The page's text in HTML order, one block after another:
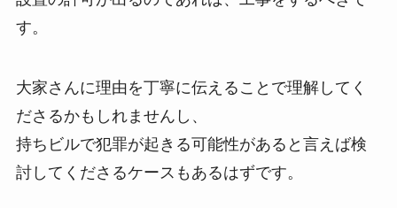
す。
大家さんに理由を丁寧に伝えることで理解してく
ださるかもしれませんし、
持ちビルで犯罪が起きる可能性があると言えば検
討してくださるケースもあるはずです。